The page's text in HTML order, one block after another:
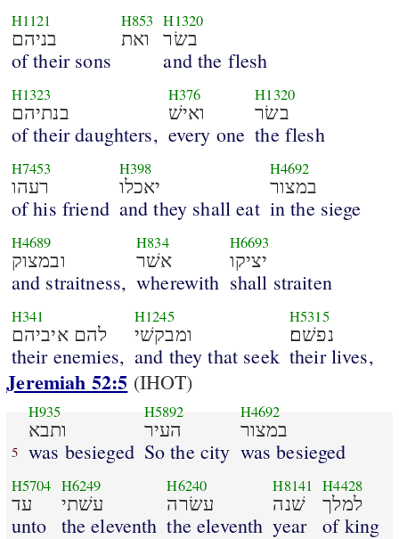
H1121
בניהם
of their sons
H853
ואת
H1320
בשׂר
and the flesh
H1323
בנתיהם
of their daughters,
H376
ואישׁ
every one
H1320
בשׂר
the flesh
H7453
רעהו
of his friend
H398
יאכלו
and they shall eat
H4692
במצור
in the siege
H4689
ובמצוק
and straitness,
H834
אשׁר
wherewith
H6693
יציקו
shall straiten
H341
להם איביהם
their enemies,
H1245
ומבקשׁי
and they that seek
H5315
נפשׁם׃
their lives,
Jeremiah 52:5 (IHOT)
5
H935
ותבא
was besieged
H5892
העיר
So the city
H4692
במצור
was besieged
H5704
עד
unto
H6249
עשׁתי
the eleventh
H6240
עשׂרה
the eleventh
H8141
שׁנה
year
H4428
למלך
of king